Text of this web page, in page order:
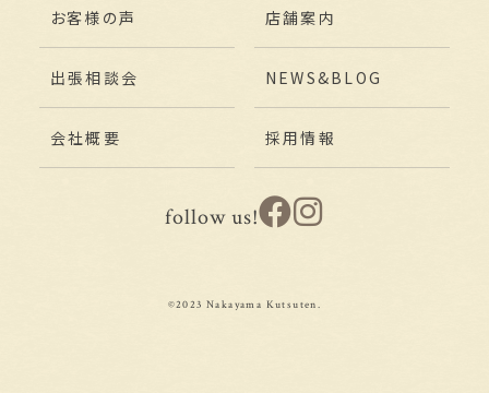
お客様の声 店舗案内
出張相談会 NEWS&BLOG
会社概要 採用情報
follow us!
©2023 Nakayama Kutsuten.